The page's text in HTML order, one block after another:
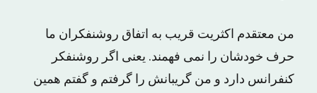
من معتقدم اکثریت قریب به اتفاق روشنفکران ما
حرف خودشان را نمی فهمند. یعنی اگر روشنفکر
کنفرانس دارد و من گریبانش را گرفتم و گفتم همین